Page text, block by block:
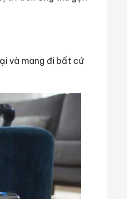
và mang đi bất cứ